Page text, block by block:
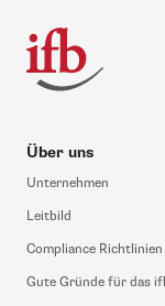
Über uns
Unternehmen
Leitbild
Compliance Richtlinien
Gute Gründe für das